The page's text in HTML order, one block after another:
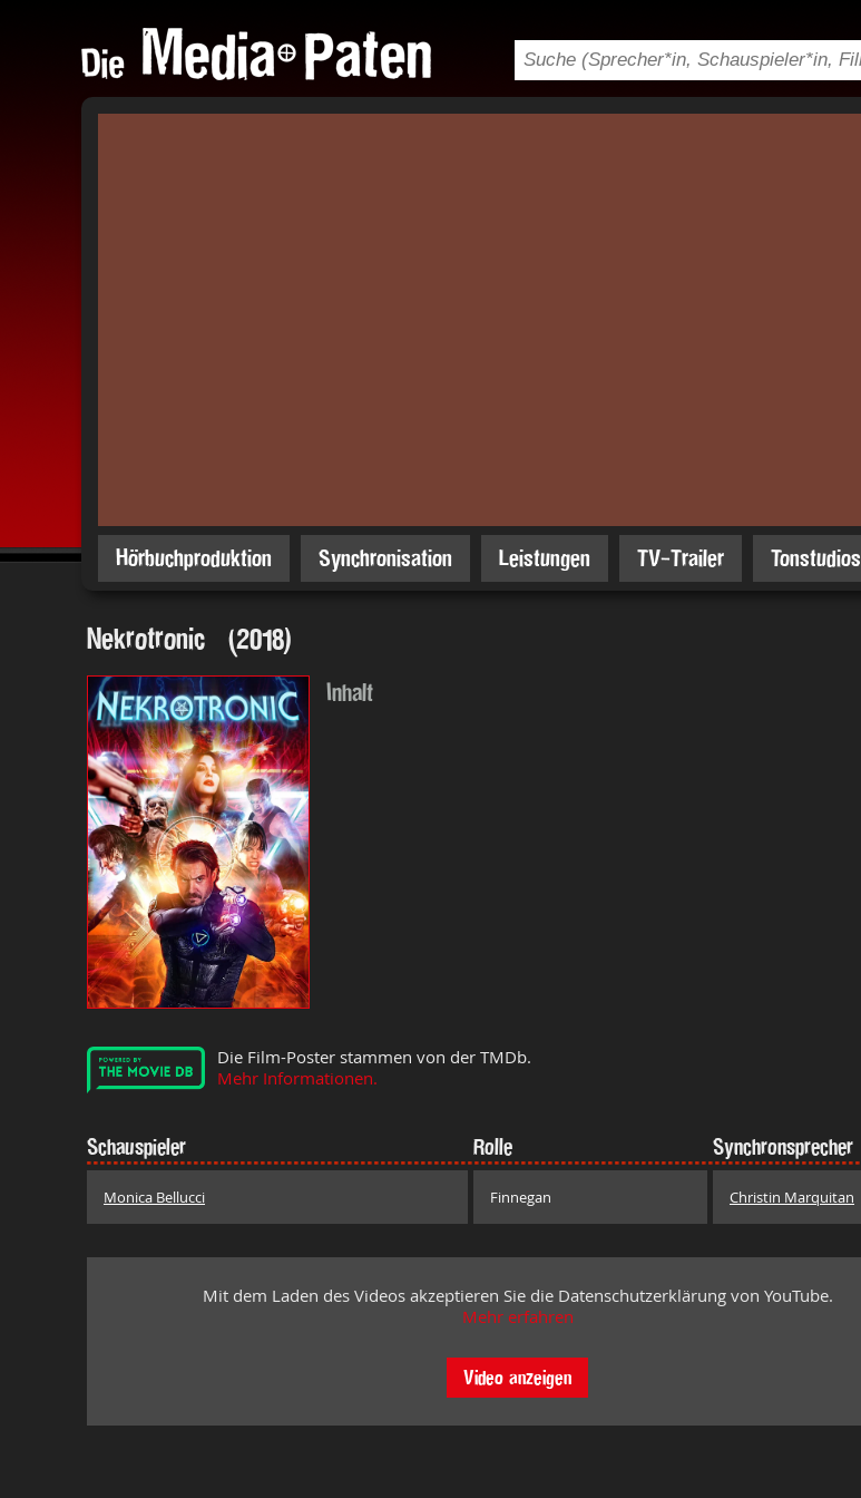
Hörbuchproduktion Synchronisation Leistungen TV-Trailer Tonstudios
Nekrotronic (2018)
Inhalt
Die Film-Poster stammen von der TMDb.
Mehr Informationen.
Schauspieler Rolle Synchronsprecher
Monica Bellucci Finnegan Christin Marquitan
Mit dem Laden des Videos akzeptieren Sie die Datenschutzerklärung von YouTube.
Mehr erfahren
Video anzeigen